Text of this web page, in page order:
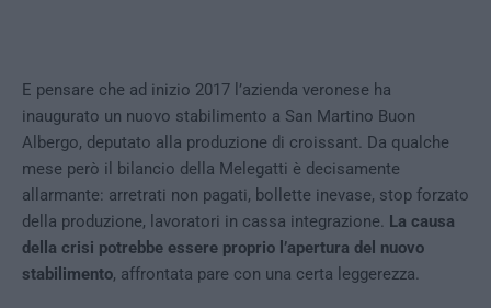
E pensare che ad inizio 2017 l’azienda veronese ha
inaugurato un nuovo stabilimento a San Martino Buon
Albergo, deputato alla produzione di croissant. Da qualche
mese però il bilancio della Melegatti è decisamente
allarmante: arretrati non pagati, bollette inevase, stop forzato
della produzione, lavoratori in cassa integrazione. La causa
della crisi potrebbe essere proprio l’apertura del nuovo
stabilimento, affrontata pare con una certa leggerezza.